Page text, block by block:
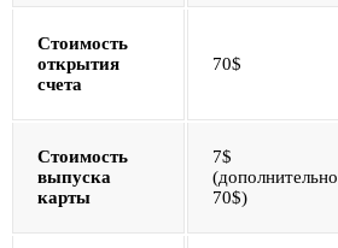
Стоимость
открытия
счета
70$
Стоимость
выпуска
карты
7$
(дополнительно
70$)